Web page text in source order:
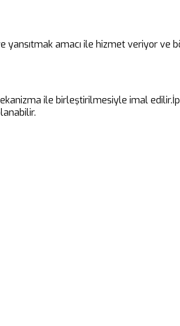
amacı ile hizmet veriyor ve
ile birleştirilmesiyle imal